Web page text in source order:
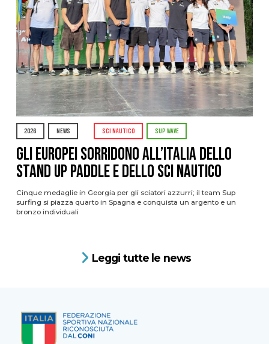
2026 NEWS SCI NAUTICO SUP WAVE
Gli Europei sorridono all’Italia dello
stand up paddle e dello sci nautico
Cinque medaglie in Georgia per gli sciatori azzurri; il team Sup
surfing si piazza quarto in Spagna e conquista un argento e un
bronzo individuali
Leggi tutte le news